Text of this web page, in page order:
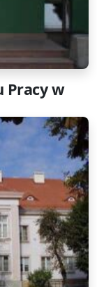
Pracy w